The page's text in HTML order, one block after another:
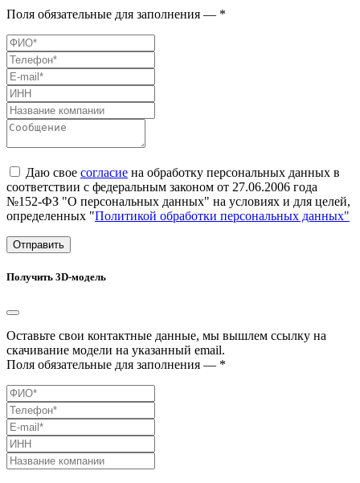
Поля обязательные для заполнения — *
Даю свое согласие на обработку персональных данных в
соответствии с федеральным законом от 27.06.2006 года
№152-ФЗ "О персональных данных" на условиях и для целей,
определенных "Политикой обработки персональных данных"
Отправить
Получить 3D-модель
Оставьте свои контактные данные, мы вышлем ссылку на
скачивание модели на указанный email.
Поля обязательные для заполнения — *